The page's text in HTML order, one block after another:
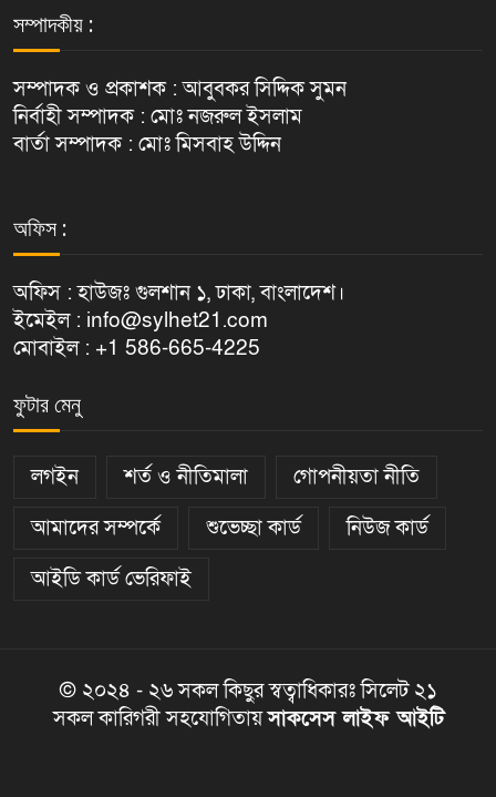
সম্পাদকীয় :
সম্পাদক ও প্রকাশক : আবুবকর সিদ্দিক সুমন
নির্বাহী সম্পাদক : মোঃ নজরুল ইসলাম
বার্তা সম্পাদক : মোঃ মিসবাহ উদ্দিন
অফিস :
অফিস : হাউজঃ গুলশান ১, ঢাকা, বাংলাদেশ।
ইমেইল : info@sylhet21.com
মোবাইল : +1 586-665-4225
ফুটার মেনু
লগইন শর্ত ও নীতিমালা
গোপনীয়তা নীতি
আমাদের সম্পর্কে
শুভেচ্ছা কার্ড
নিউজ কার্ড
আইডি কার্ড ভেরিফাই
© ২০২৪ - ২৬ সকল কিছুর স্বত্বাধিকারঃ সিলেট ২১
সকল কারিগরী সহযোগিতায়সাকসেস লাইফ আইটি